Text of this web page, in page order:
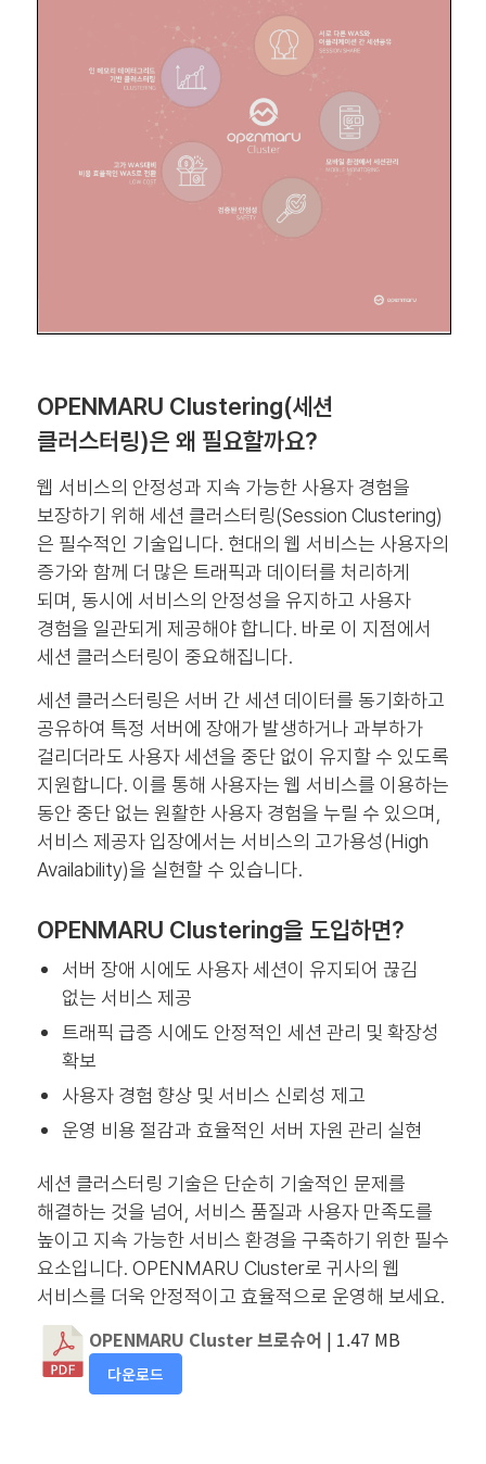
OPENMARU Clustering(세션
클러스터링)은 왜 필요할까요?
웹 서비스의 안정성과 지속 가능한 사용자 경험을
보장하기 위해 세션 클러스터링(Session Clustering)
은 필수적인 기술입니다. 현대의 웹 서비스는 사용자의
증가와 함께 더 많은 트래픽과 데이터를 처리하게
되며, 동시에 서비스의 안정성을 유지하고 사용자
경험을 일관되게 제공해야 합니다. 바로 이 지점에서
세션 클러스터링이 중요해집니다.
세션 클러스터링은 서버 간 세션 데이터를 동기화하고
공유하여 특정 서버에 장애가 발생하거나 과부하가
걸리더라도 사용자 세션을 중단 없이 유지할 수 있도록
지원합니다. 이를 통해 사용자는 웹 서비스를 이용하는
동안 중단 없는 원활한 사용자 경험을 누릴 수 있으며,
서비스 제공자 입장에서는 서비스의 고가용성(High
Availability)을 실현할 수 있습니다.
OPENMARU Clustering을 도입하면?
서버 장애 시에도 사용자 세션이 유지되어 끊김
없는 서비스 제공
트래픽 급증 시에도 안정적인 세션 관리 및 확장성
확보
사용자 경험 향상 및 서비스 신뢰성 제고
운영 비용 절감과 효율적인 서버 자원 관리 실현
세션 클러스터링 기술은 단순히 기술적인 문제를
해결하는 것을 넘어, 서비스 품질과 사용자 만족도를
높이고 지속 가능한 서비스 환경을 구축하기 위한 필수
요소입니다. OPENMARU Cluster로 귀사의 웹
서비스를 더욱 안정적이고 효율적으로 운영해 보세요.
OPENMARU Cluster 브로슈어 | 1.47 MB
다운로드